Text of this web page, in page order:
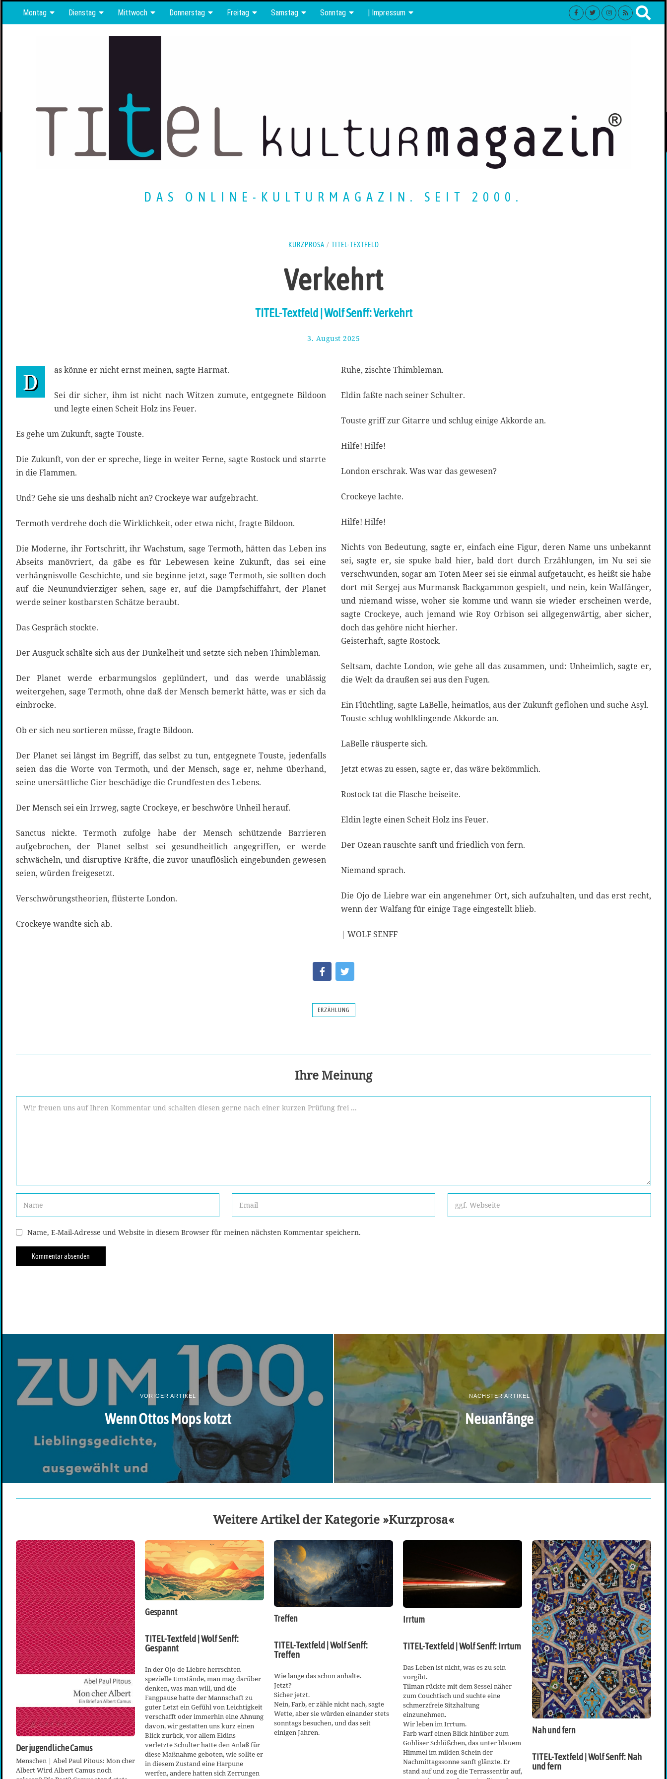
Montag Dienstag Mittwoch Donnerstag Freitag Samstag Sonntag | Impressum
DAS ONLINE-KULTURMAGAZIN. SEIT 2000.
KURZPROSA / TITEL-TEXTFELD
Verkehrt
TITEL-Textfeld | Wolf Senff: Verkehrt
3. August 2025
A
u
t
2
D as könne er nicht ernst meinen, sagte Harmat.
Sei dir sicher, ihm ist nicht nach Witzen zumute, entgegnete Bildoon
und legte einen Scheit Holz ins Feuer.
Es gehe um Zukunft, sagte Touste.
Die Zukunft, von der er spreche, liege in weiter Ferne, sagte Rostock und starrte
in die Flammen.
Und? Gehe sie uns deshalb nicht an? Crockeye war aufgebracht.
Termoth verdrehe doch die Wirklichkeit, oder etwa nicht, fragte Bildoon.
Die Moderne, ihr Fortschritt, ihr Wachstum, sage Termoth, hätten das Leben ins
Abseits manövriert, da gäbe es für Lebewesen keine Zukunft, das sei eine
verhängnisvolle Geschichte, und sie beginne jetzt, sage Termoth, sie sollten doch
auf die Neunundvierziger sehen, sage er, auf die Dampfschiffahrt, der Planet
werde seiner kostbarsten Schätze beraubt.
Das Gespräch stockte.
Der Ausguck schälte sich aus der Dunkelheit und setzte sich neben Thimbleman.
Der Planet werde erbarmungslos geplündert, und das werde unablässig
weitergehen, sage Termoth, ohne daß der Mensch bemerkt hätte, was er sich da
einbrocke.
Ob er sich neu sortieren müsse, fragte Bildoon.
Der Planet sei längst im Begriff, das selbst zu tun, entgegnete Touste, jedenfalls
seien das die Worte von Termoth, und der Mensch, sage er, nehme überhand,
seine unersättliche Gier beschädige die Grundfesten des Lebens.
Der Mensch sei ein Irrweg, sagte Crockeye, er beschwöre Unheil herauf.
Sanctus nickte. Termoth zufolge habe der Mensch schützende Barrieren
aufgebrochen, der Planet selbst sei gesundheitlich angegriffen, er werde
schwächeln, und disruptive Kräfte, die zuvor unauflöslich eingebunden gewesen
seien, würden freigesetzt.
Verschwörungstheorien, flüsterte London.
Crockeye wandte sich ab.
Ruhe, zischte Thimbleman.
Eldin faßte nach seiner Schulter.
Touste griff zur Gitarre und schlug einige Akkorde an.
Hilfe! Hilfe!
London erschrak. Was war das gewesen?
Crockeye lachte.
Hilfe! Hilfe!
Nichts von Bedeutung, sagte er, einfach eine Figur, deren Name uns unbekannt
sei, sagte er, sie spuke bald hier, bald dort durch Erzählungen, im Nu sei sie
verschwunden, sogar am Toten Meer sei sie einmal aufgetaucht, es heißt sie habe
dort mit Sergej aus Murmansk Backgammon gespielt, und nein, kein Walfänger,
und niemand wisse, woher sie komme und wann sie wieder erscheinen werde,
sagte Crockeye, auch jemand wie Roy Orbison sei allgegenwärtig, aber sicher,
doch das gehöre nicht hierher.
Geisterhaft, sagte Rostock.
Seltsam, dachte London, wie gehe all das zusammen, und: Unheimlich, sagte er,
die Welt da draußen sei aus den Fugen.
Ein Flüchtling, sagte LaBelle, heimatlos, aus der Zukunft geflohen und suche Asyl.
Touste schlug wohlklingende Akkorde an.
LaBelle räusperte sich.
Jetzt etwas zu essen, sagte er, das wäre bekömmlich.
Rostock tat die Flasche beiseite.
Eldin legte einen Scheit Holz ins Feuer.
Der Ozean rauschte sanft und friedlich von fern.
Niemand sprach.
Die Ojo de Liebre war ein angenehmer Ort, sich aufzuhalten, und das erst recht,
wenn der Walfang für einige Tage eingestellt blieb.
| WOLF SENFF
ERZÄHLUNG
Ihre Meinung
Name, E-Mail-Adresse und Website in diesem Browser für meinen nächsten Kommentar speichern.
VORIGER ARTIKEL
Wenn Ottos Mops kotzt
NÄCHSTER ARTIKEL
Neuanfänge
Weitere Artikel der Kategorie »Kurzprosa«
Der jugendliche Camus
Menschen | Abel Paul Pitous: Mon cher
Albert Wird Albert Camus noch
Gespannt
TITEL-Textfeld | Wolf Senff:
Gespannt
In der Ojo de Liebre herrschten
spezielle Umstände, man mag darüber
denken, was man will, und die
Fangpause hatte der Mannschaft zu
guter Letzt ein Gefühl von Leichtigkeit
verschafft oder immerhin eine Ahnung
davon, wir gestatten uns kurz einen
Blick zurück, vor allem Eldins
verletzte Schulter hatte den Anlaß für
diese Maßnahme geboten, wie sollte er
in diesem Zustand eine Harpune
werfen, andere hatten sich Zerrungen
Treffen
TITEL-Textfeld | Wolf Senff:
Treffen
Wie lange das schon anhalte.
Jetzt?
Sicher jetzt.
Nein, Farb, er zähle nicht nach, sagte
Wette, aber sie würden einander stets
sonntags besuchen, und das seit
einigen Jahren.
Irrtum
TITEL-Textfeld | Wolf Senff: Irrtum
Das Leben ist nicht, was es zu sein
vorgibt.
Tilman rückte mit dem Sessel näher
zum Couchtisch und suchte eine
schmerzfreie Sitzhaltung
einzunehmen.
Wir leben im Irrtum.
Farb warf einen Blick hinüber zum
Gohliser Schlößchen, das unter blauem
Himmel im milden Schein der
Nachmittagssonne sanft glänzte. Er
stand auf und zog die Terrassentür auf,
Nah und fern
TITEL-Textfeld | Wolf Senff: Nah
und fern